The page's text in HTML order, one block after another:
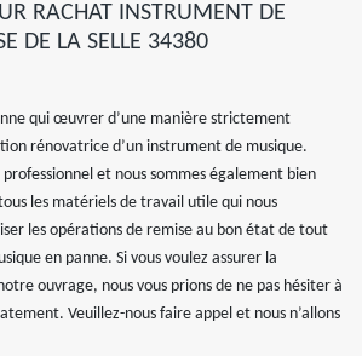
RACHAT INSTRUMENT DE
DE LA SELLE 34380
qui œuvrer d’une manière strictement
rénovatrice d’un instrument de musique.
et nous sommes également bien
les matériels de travail utile qui nous
les opérations de remise au bon état de tout
en panne. Si vous voulez assurer la
ouvrage, nous vous prions de ne pas hésiter à
Veuillez-nous faire appel et nous n’allons